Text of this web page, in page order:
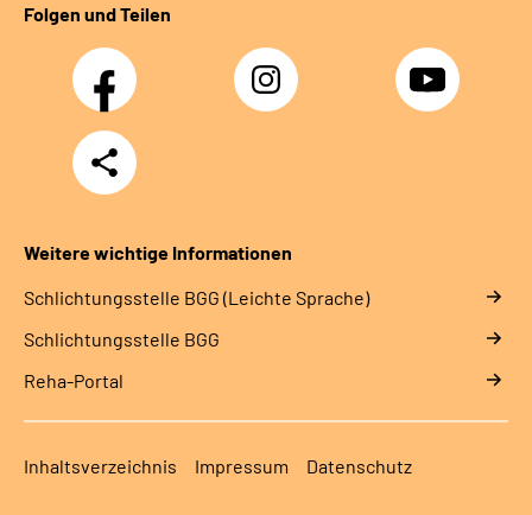
Folgen und Teilen
Facebook Instagram YouTube
Teilen
Weitere wichtige Informationen
Schlich­tungs­stel­le BGG (Leichte Sprache)
Schlich­tungs­stel­le BGG
Reha-Portal
Inhaltsverzeichnis Impressum Datenschutz